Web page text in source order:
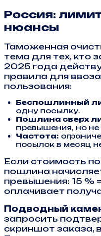
Россия:
нюансы
Таможенная
тема для тех, кто
2025 года
правила для
пользования:
Беспошлинный
одну посылку.
Пошлина сверх
превышения, но не
Частота:
посылок в месяц
Если стоимость
пошлина
превышения: 15 %
оплачивает
Подводный
запросить
скриншот заказа,